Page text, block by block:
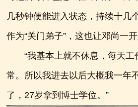
几秒钟便能进入状态，持续十几
作为“关门弟子”，这也让邓尚一
“我基本上就不休息，每天工
常。所以我进去以后大概我一年
了，27岁拿到博士学位。”